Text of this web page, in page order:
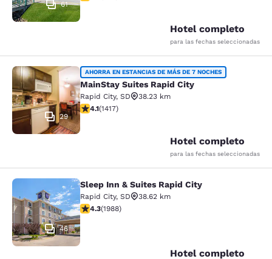
61
Hotel completo
para las fechas seleccionadas
MainStay Suites Rapid City
29
AHORRA EN ESTANCIAS DE MÁS DE 7 NOCHES
MainStay Suites Rapid City
Rapid City, SD
38.23 km
calificación de 4.12 estrellas. Muy bueno. 1417 reseñas
4.1(1417)
Hotel completo
para las fechas seleccionadas
Sleep Inn & Suites Rapid City
46
Sleep Inn & Suites Rapid City
Rapid City, SD
38.62 km
calificación de 4.33 estrellas. Excelente. 1988 reseñas
4.3(1988)
Hotel completo